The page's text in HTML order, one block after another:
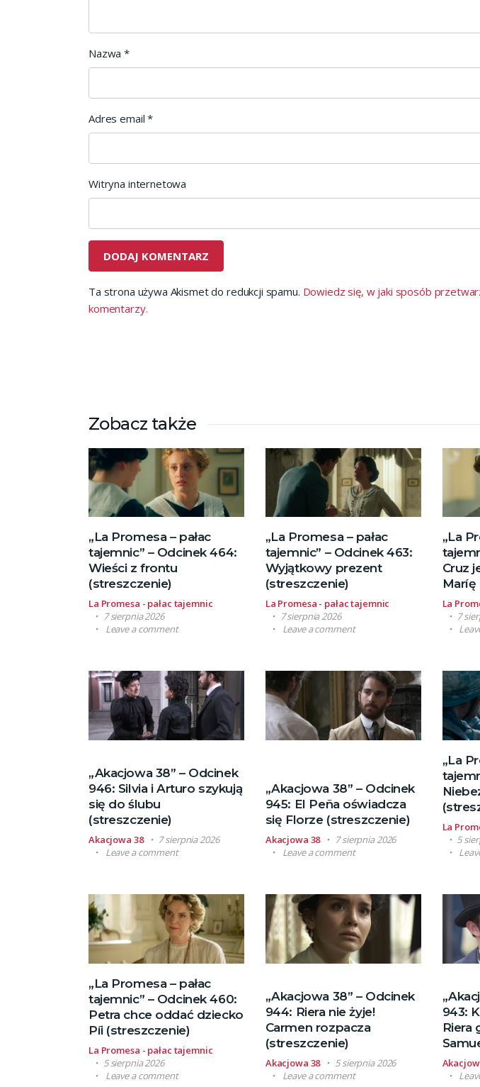
Nazwa*
Adres email*
Witryna internetowa
Ta strona używa Akismet do redukcji spamu. Dowiedz się, w jaki sposób
komentarzy.
Zobacz także
„La Promesa – pałac
tajemnic” – Odcinek 464:
Wieści z frontu
(streszczenie)
La Promesa - pałac tajemnic
7 sierpnia 2026
Leave a comment
„La Promesa – pałac
tajemnic” – Odcinek 463:
Wyjątkowy prezent
(streszczenie)
La Promesa - pałac tajemnic
7 sierpnia 2026
Leave a comment
„La
Cruz
Maríę
La
7
„Akacjowa 38” – Odcinek
946: Silvia i Arturo szykują
się do ślubu
(streszczenie)
Akacjowa 38
7 sierpnia 2026
Leave a comment
„Akacjowa 38” – Odcinek
945: El Peña oświadcza
się Florze (streszczenie)
Akacjowa 38
7 sierpnia 2026
Leave a comment
„La
La
5
„La Promesa – pałac
tajemnic” – Odcinek 460:
Petra chce oddać dziecko
Píi (streszczenie)
La Promesa - pałac tajemnic
5 sierpnia 2026
Leave a comment
„Akacjowa 38” – Odcinek
944: Riera nie żyje!
Carmen rozpacza
(streszczenie)
Akacjowa 38
5 sierpnia 2026
Leave a comment
943:
Riera